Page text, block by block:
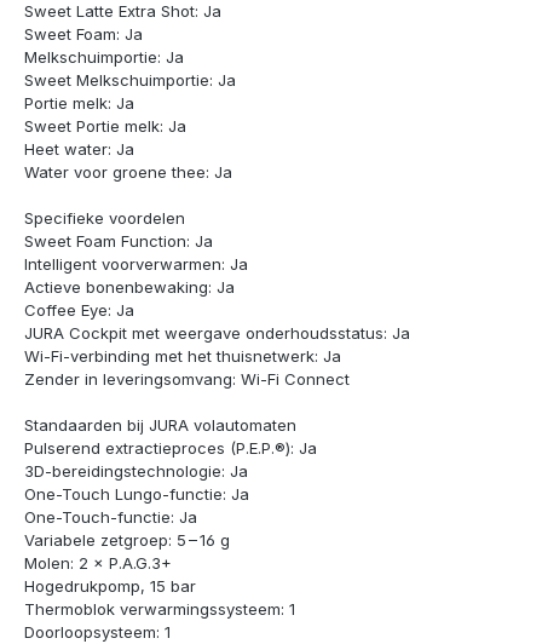
Sweet Latte Extra Shot: Ja
Sweet Foam: Ja
Melkschuimportie: Ja
Sweet Melkschuimportie: Ja
Portie melk: Ja
Sweet Portie melk: Ja
Heet water: Ja
Water voor groene thee: Ja
Specifieke voordelen
Sweet Foam Function: Ja
Intelligent voorverwarmen: Ja
Actieve bonenbewaking: Ja
Coffee Eye: Ja
JURA Cockpit met weergave onderhoudsstatus: Ja
Wi-Fi-verbinding met het thuisnetwerk: Ja
Zender in leveringsomvang: Wi-Fi Connect
Standaarden bij JURA volautomaten
Pulserend extractieproces (P.E.P.®): Ja
3D-bereidingstechnologie: Ja
One-Touch Lungo-functie: Ja
One-Touch-functie: Ja
Variabele zetgroep: 5 – 16 g
Molen: 2 × P.A.G.3+
Hogedrukpomp, 15 bar
Thermoblok verwarmingssysteem: 1
Doorloopsysteem: 1